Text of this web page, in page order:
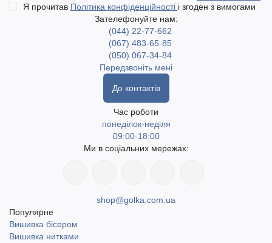
Я прочитав Політика конфіденційності і згоден з вимогами
Зателефонуйте нам:
(044) 22-77-662
(067) 483-65-85
(050) 067-34-84
Передзвоніть мені
До контактів
Час роботи
понеділок-неділя
09:00-18:00
Ми в соціальних мережах:
shop@golka.com.ua
Популярне
Вишивка бісером
Вишивка нитками